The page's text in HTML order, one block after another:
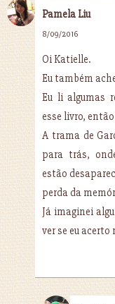
Pamela Liu
8/09/2016
Oi Katielle.
Eu também
Eu li algumas
esse livro,
A trama de
para trás,
estão
perda da
Já imaginei
ver se eu acerto